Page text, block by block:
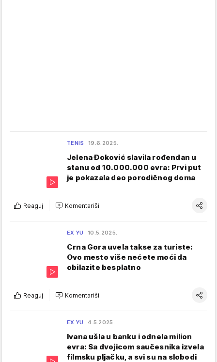
TENIS 19.6.2025.
Jelena Đoković slavila rođendan u
stanu od 10.000.000 evra: Prvi put
je pokazala deo porodičnog doma
Reaguj Komentariši
EX YU 10.5.2025.
Crna Gora uvela takse za turiste:
Ovo mesto više nećete moći da
obilazite besplatno
Reaguj Komentariši
EX YU 4.5.2025.
Ivana ušla u banku i odnela milion
evra: Sa dvojicom saučesnika izvela
filmsku pljačku, a svi su na slobodi